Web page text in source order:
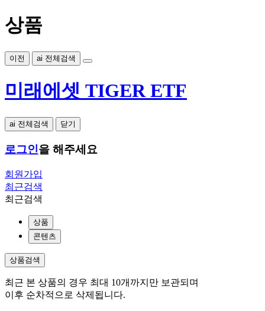
상품
이전 ai 전체검색
미래에셋 TIGER ETF
ai 전체검색 닫기
로그인을 해주세요
회원가입
최근검색
최근검색
상품
콘텐츠
상품검색
최근 본 상품의 경우 최대 10개까지만 보관되며
이후 순차적으로 삭제됩니다.